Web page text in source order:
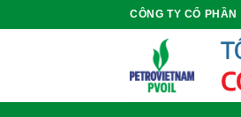
qua
CÔNG TY CỔ